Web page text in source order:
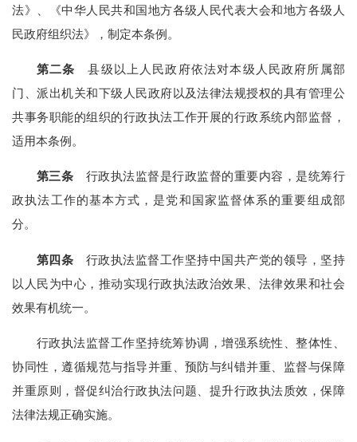
法》、《中华人民共和国地方各级人民代表大会和地方各级人
民政府组织法》，制定本条例。
第二条 县级以上人民政府依法对本级人民政府所属部
门、派出机关和下级人民政府以及法律法规授权的具有管理公
共事务职能的组织的行政执法工作开展的行政系统内部监督，
适用本条例。
第三条 行政执法监督是行政监督的重要内容，是统筹行
政执法工作的基本方式，是党和国家监督体系的重要组成部
分。
第四条 行政执法监督工作坚持中国共产党的领导，坚持
以人民为中心，推动实现行政执法政治效果、法律效果和社会
效果有机统一。
行政执法监督工作坚持统筹协调，增强系统性、整体性、
协同性，遵循规范与指导并重、预防与纠错并重、监督与保障
并重原则，督促纠治行政执法问题、提升行政执法质效，保障
法律法规正确实施。